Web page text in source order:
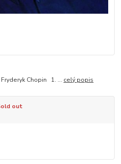
Chopin 1. ... celý popis
out